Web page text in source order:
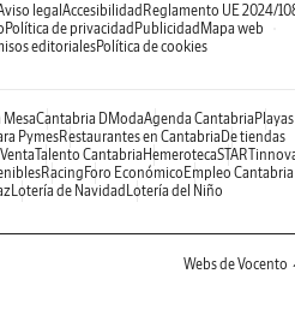
legal Accesibilidad Reglamento UE 2024/
Política de privacidad Publicidad Mapa web
editorialesPolítica de cookies
Cantabria DModaAgenda Cantabria Playas
PymesRestaurantes en Cantabria De tiendas
Talento Cantabria Hemeroteca
Racing Foro Económico Empleo Cantabria
Lotería de Navidad Lotería del Niño
Webs de Vocento